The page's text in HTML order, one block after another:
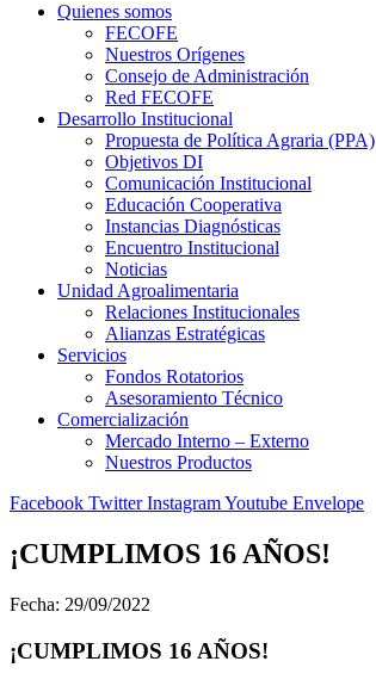
Quienes somos
FECOFE
Nuestros Orígenes
Consejo de Administración
Red FECOFE
Desarrollo Institucional
Propuesta de Política Agraria (PPA)
Objetivos DI
Comunicación Institucional
Educación Cooperativa
Instancias Diagnósticas
Encuentro Institucional
Noticias
Unidad Agroalimentaria
Relaciones Institucionales
Alianzas Estratégicas
Servicios
Fondos Rotatorios
Asesoramiento Técnico
Comercialización
Mercado Interno – Externo
Nuestros Productos
Facebook Twitter InstagramYoutube Envelope
¡CUMPLIMOS 16 AÑOS!
Fecha: 29/09/2022
¡CUMPLIMOS 16 AÑOS!